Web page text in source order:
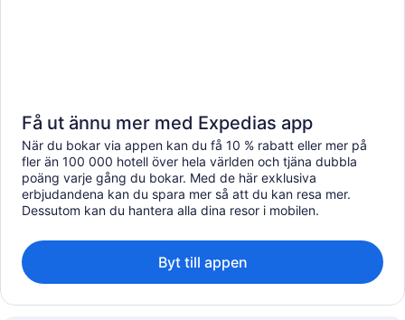
Få ut ännu mer med Expedias app
När du bokar via appen kan du få 10 % rabatt eller mer på
fler än 100 000 hotell över hela världen och tjäna dubbla
poäng varje gång du bokar. Med de här exklusiva
erbjudandena kan du spara mer så att du kan resa mer.
Dessutom kan du hantera alla dina resor i mobilen.
Byt till appen